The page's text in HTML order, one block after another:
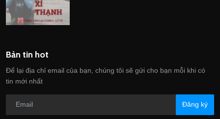
Bản tin hot
Để lại địa chỉ email của bạn, chúng tôi sẽ gửi cho bạn mỗi khi có
tin mới nhất
Đăng ký